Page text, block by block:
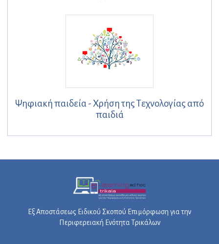
Ψηφιακή παιδεία - Χρήση της Τεχνολογίας από
παιδιά
Εξ Αποστάσεως Ειδικού Σκοπού Επιμόρφωση για την
Περιφερειακή Ενότητα Τρικάλων